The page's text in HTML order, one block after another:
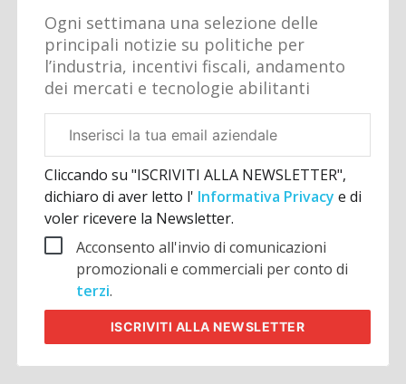
Ogni settimana una selezione delle
principali notizie su politiche per
l’industria, incentivi fiscali, andamento
dei mercati e tecnologie abilitanti
aziendale
Cliccando su "ISCRIVITI ALLA NEWSLETTER",
dichiaro di aver letto l' Informativa Privacye di
voler ricevere la Newsletter.
Acconsento all'invio di comunicazioni
promozionali e commerciali per conto di
terzi.
ISCRIVITI ALLA NEWSLETTER